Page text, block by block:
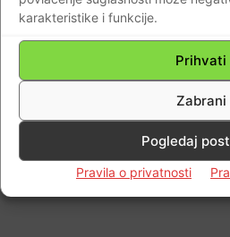
karakteristike i funkcije.
Prihvati
Zabrani
Pogledaj
Pravila o privatnosti
Impressum Kontaktirajte nas
© Newspaper WordPress